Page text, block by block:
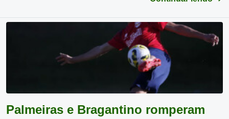
Palmeiras e Bragantino romperam